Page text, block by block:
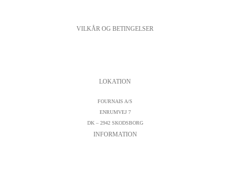
VILKÅR OG BETINGELSER
LOKATION
FOURNAIS A/S
ENRUMVEJ 7
DK – 2942 SKODSBORG
INFORMATION